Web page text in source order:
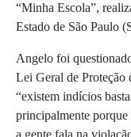
“Minha Escola”,
Estado de São Paulo
Angelo foi
Lei Geral de
“existem indícios
principalmente porque